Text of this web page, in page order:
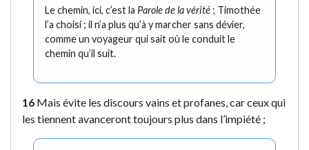
Le chemin, ici, c’est la Parole de la vérité ; Timothée
l’a choisi ; il n’a plus qu’à y marcher sans dévier,
comme un voyageur qui sait où le conduit le
chemin qu’il suit.
16 Mais évite les discours vains et profanes, car ceux qui
les tiennent avanceront toujours plus dans l’impiété ;